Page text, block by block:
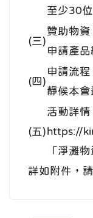
至少30位
(三)
贊助物
申請產
(四)
申請流
靜候本會
(五)
活動詳
https://
「淨灘
詳如附件，